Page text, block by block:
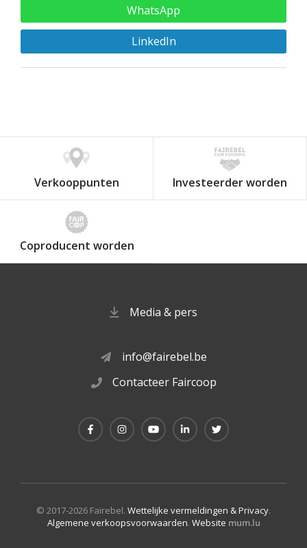
WhatsApp
LinkedIn
Verkooppunten Investeerder worden
Coproducent worden
Media & pers
info@fairebel.be
Contacteer Faircoop
© 2017-2026 Fairebel. Wettelijke vermeldingen & Privacy.
Algemene verkoopsvoorwaarden. Website mum.lu